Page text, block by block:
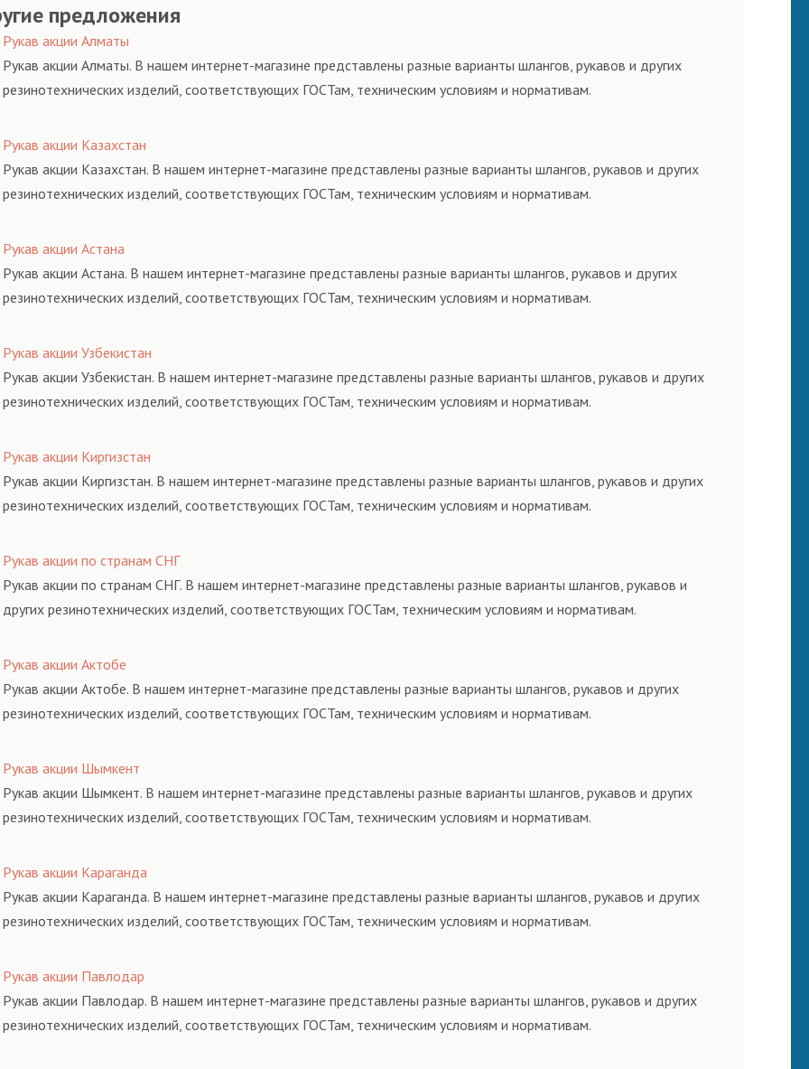
предложения
Рукав акции Алматы
Рукав акции Алматы. В нашем интернет-магазине представлены разные варианты шлангов, рукавов и других
резинотехнических изделий, соответствующих ГОСТам, техническим условиям и нормативам.
Рукав акции Казахстан
Рукав акции Казахстан. В нашем интернет-магазине представлены разные варианты шлангов, рукавов и других
резинотехнических изделий, соответствующих ГОСТам, техническим условиям и нормативам.
Рукав акции Астана
Рукав акции Астана. В нашем интернет-магазине представлены разные варианты шлангов, рукавов и других
резинотехнических изделий, соответствующих ГОСТам, техническим условиям и нормативам.
Рукав акции Узбекистан
Рукав акции Узбекистан. В нашем интернет-магазине представлены разные варианты шлангов, рукавов и других
резинотехнических изделий, соответствующих ГОСТам, техническим условиям и нормативам.
Рукав акции Киргизстан
Рукав акции Киргизстан. В нашем интернет-магазине представлены разные варианты шлангов, рукавов и других
резинотехнических изделий, соответствующих ГОСТам, техническим условиям и нормативам.
Рукав акции по странам СНГ
Рукав акции по странам СНГ. В нашем интернет-магазине представлены разные варианты шлангов, рукавов и
других резинотехнических изделий, соответствующих ГОСТам, техническим условиям и нормативам.
Рукав акции Актобе
Рукав акции Актобе. В нашем интернет-магазине представлены разные варианты шлангов, рукавов и других
резинотехнических изделий, соответствующих ГОСТам, техническим условиям и нормативам.
Рукав акции Шымкент
Рукав акции Шымкент. В нашем интернет-магазине представлены разные варианты шлангов, рукавов и других
резинотехнических изделий, соответствующих ГОСТам, техническим условиям и нормативам.
Рукав акции Караганда
Рукав акции Караганда. В нашем интернет-магазине представлены разные варианты шлангов, рукавов и других
резинотехнических изделий, соответствующих ГОСТам, техническим условиям и нормативам.
Рукав акции Павлодар
Рукав акции Павлодар. В нашем интернет-магазине представлены разные варианты шлангов, рукавов и других
резинотехнических изделий, соответствующих ГОСТам, техническим условиям и нормативам.